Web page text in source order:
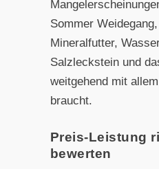
Sommer
Mineralfutter,
Salzleckstein und
weitgehend mit
braucht.
Preis-Leistung
bewerten